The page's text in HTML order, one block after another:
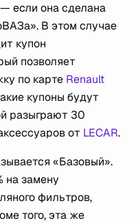
если она сделана
В этом случае
купон
позволяет
по карте Renault
купоны будут
разыграют 30
от LECAR.
«Базовый».
на замену
фильтров,
того, эта же